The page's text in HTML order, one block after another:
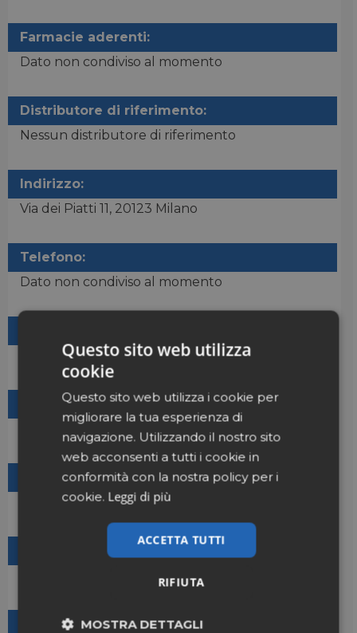
Farmacie aderenti:
Dato non condiviso al momento
Distributore di riferimento:
Nessun distributore di riferimento
Indirizzo:
Via dei Piatti 11, 20123 Milano
Telefono:
Dato non condiviso al momento
info@hippocratesholding.com
Sito web:
www.hippocratesholding.com
Canone di adesione:
Catena di proprietà
Livello di delega:
Servizi offerti:
Questo sito web utilizza
cookie
Questo sito web utilizza i cookie per
migliorare la tua esperienza di
navigazione. Utilizzando il nostro sito
web acconsenti a tutti i cookie in
conformità con la nostra policy per i
cookie. Leggi di più
ACCETTA TUTTI
RIFIUTA
MOSTRA DETTAGLI